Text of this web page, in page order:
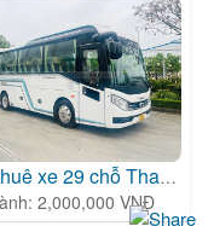
xe 29 chỗ
Cho thuê xe 29 chỗ Thaco Ev
2,000,000 VNĐ